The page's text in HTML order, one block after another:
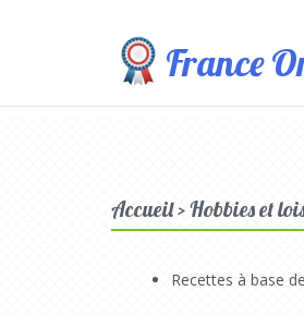
France
Accueil > Hobbies et
Recettes à base